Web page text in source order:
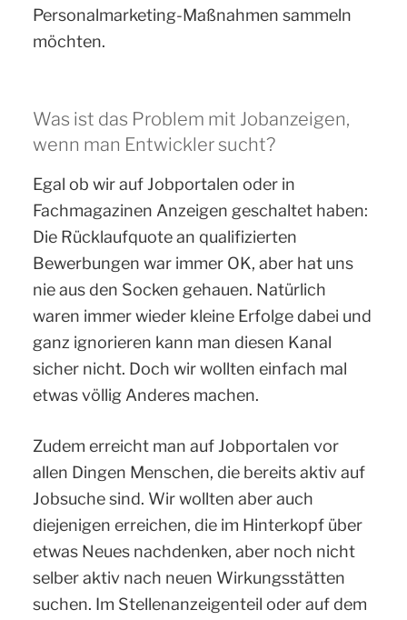
Personalmarketing-Maßnahmen sammeln
möchten.
Was ist das Problem mit Jobanzeigen,
wenn man Entwickler sucht?
Egal ob wir auf Jobportalen oder in
Fachmagazinen Anzeigen geschaltet haben:
Die Rücklaufquote an qualifizierten
Bewerbungen war immer OK, aber hat uns
nie aus den Socken gehauen. Natürlich
waren immer wieder kleine Erfolge dabei und
ganz ignorieren kann man diesen Kanal
sicher nicht. Doch wir wollten einfach mal
etwas völlig Anderes machen.
Zudem erreicht man auf Jobportalen vor
allen Dingen Menschen, die bereits aktiv auf
Jobsuche sind. Wir wollten aber auch
diejenigen erreichen, die im Hinterkopf über
etwas Neues nachdenken, aber noch nicht
selber aktiv nach neuen Wirkungsstätten
suchen. Im Stellenanzeigenteil oder auf dem